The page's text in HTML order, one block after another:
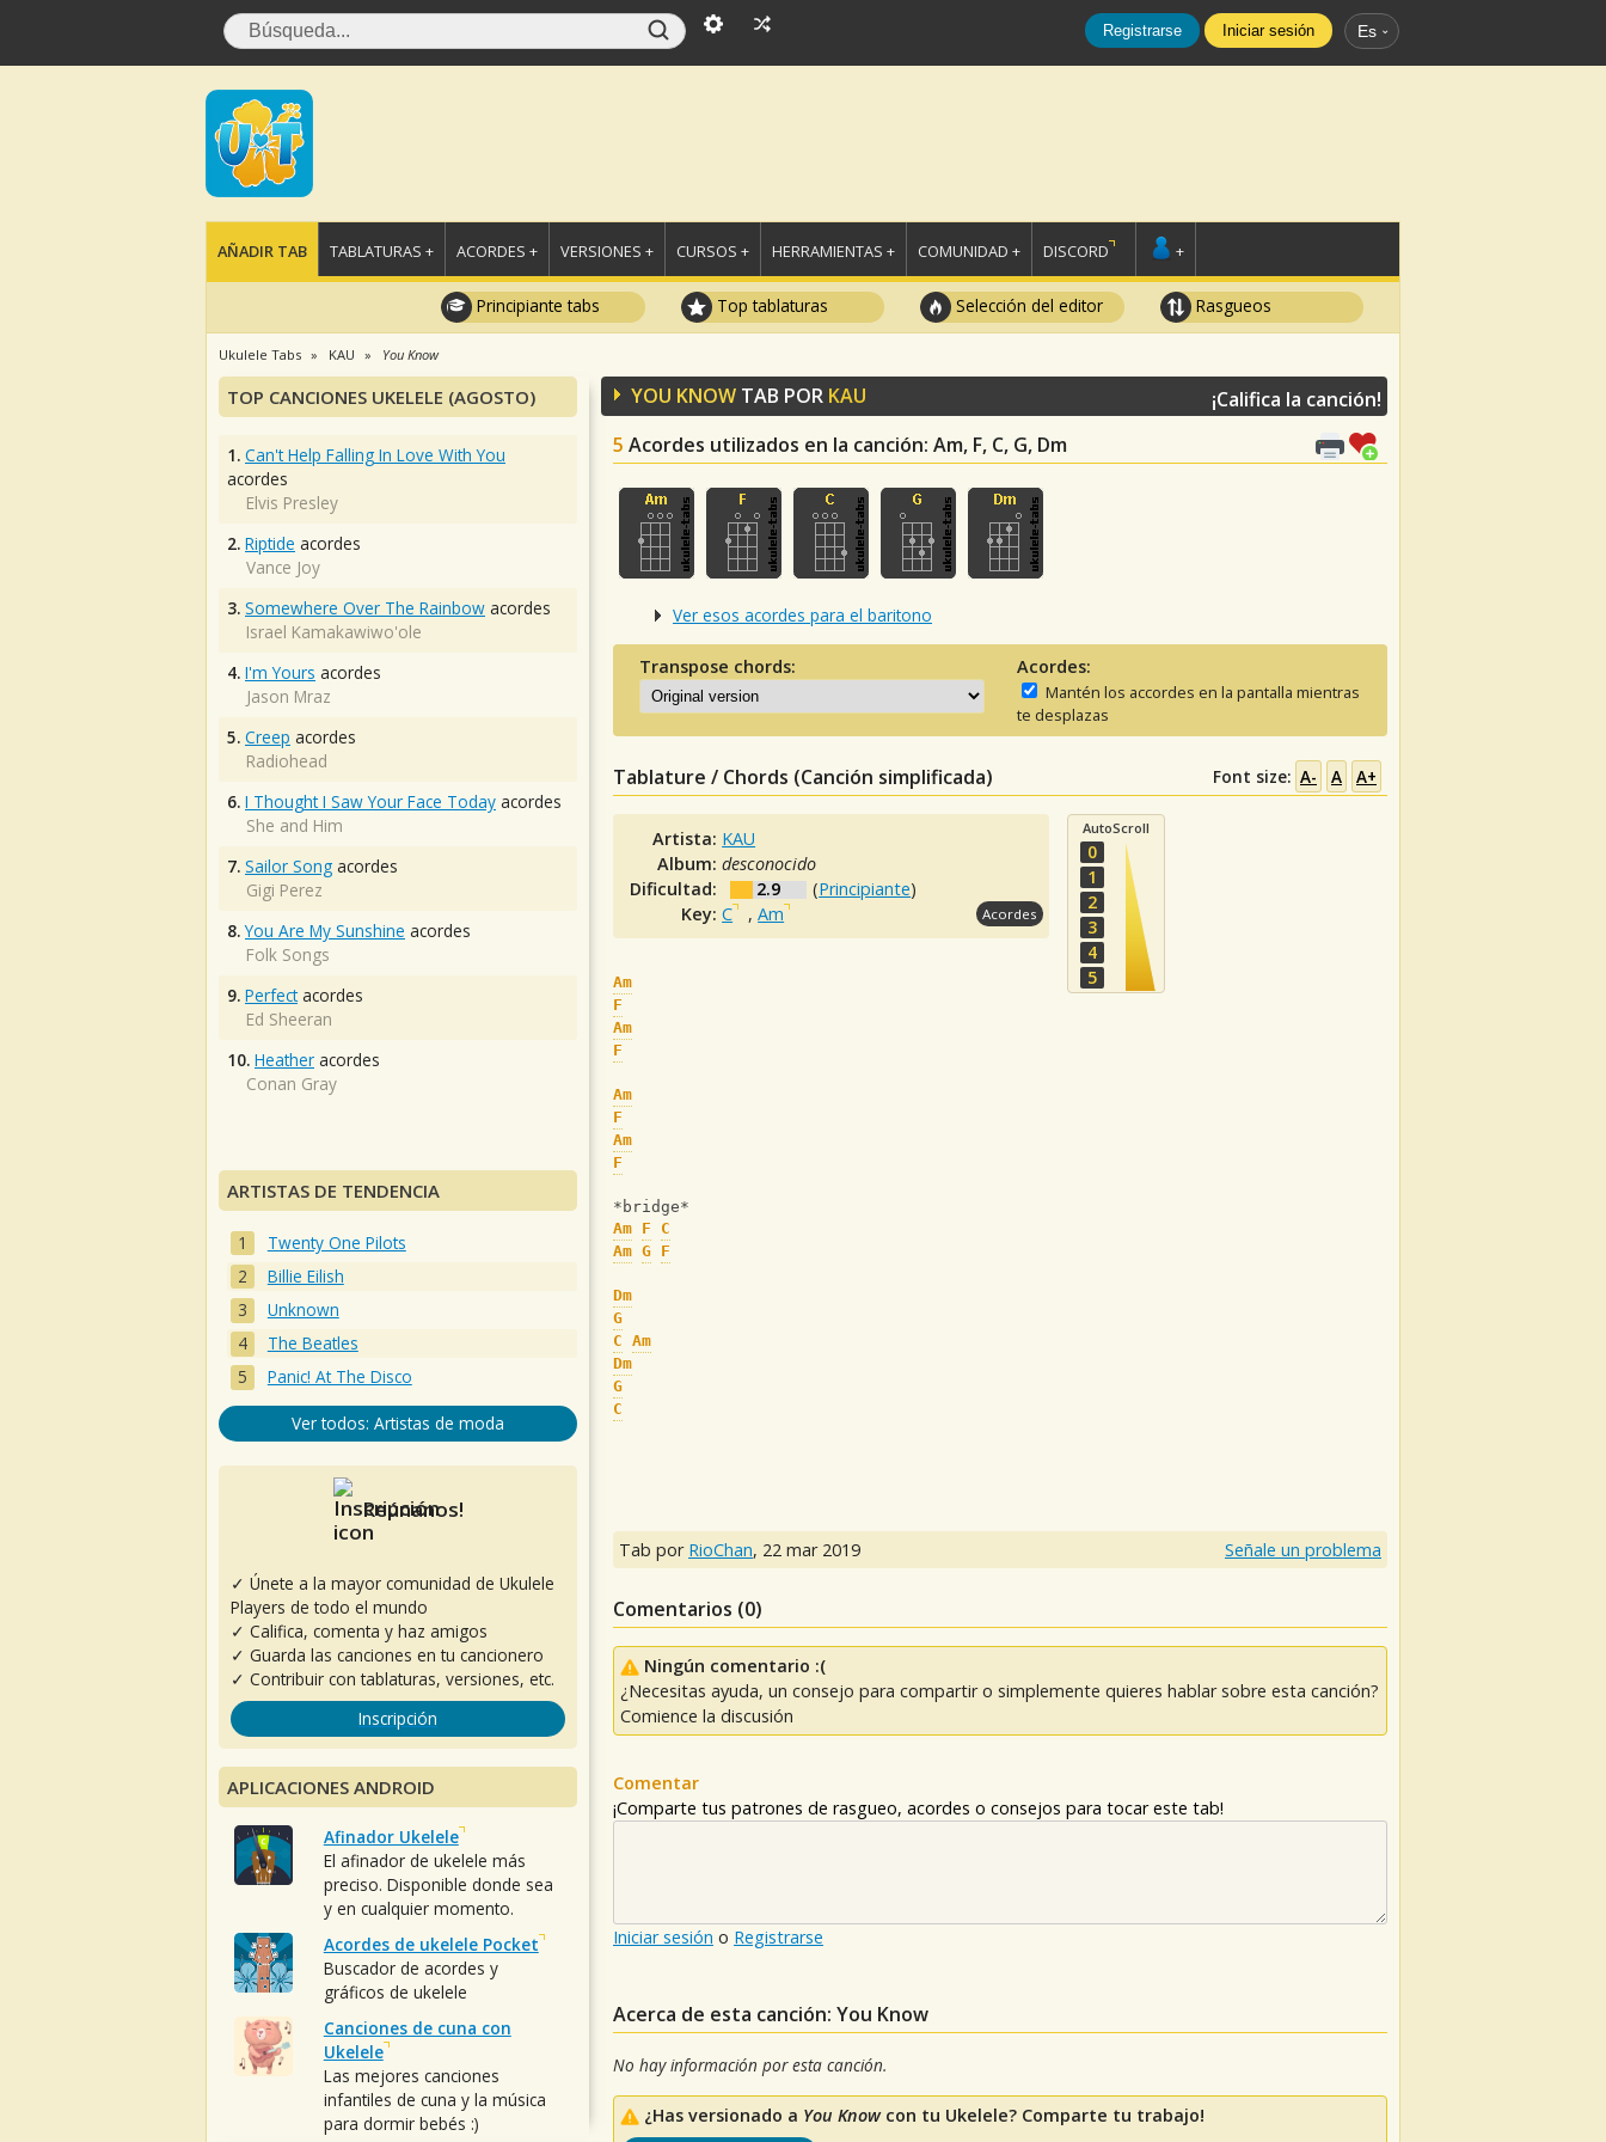
Registrarse Iniciar sesión Es
AÑADIR TAB TABLATURAS + ACORDES + VERSIONES + CURSOS + HERRAMIENTAS + COMUNIDAD + DISCORD +
Principiante tabs Top tablaturas Selección del editor Rasgueos
Ukulele Tabs KAU You Know
YOU KNOW TAB POR KAU
5 Acordes utilizados en la canción: Am, F, C, G, Dm
¡Califica la canción!
Ver esos acordes para el baritono
Transpose chords: Acordes:
Mantén los accordes en la pantalla mientras
te desplazas
Tablature / Chords (Canción simplificada) Font size: A- A A+
Artista: KAU
Album:desconocido
Dificultad:
2.9 (Principiante)
Key:C ,Am Acordes
AutoScroll
0
1
2
3
4
5
Am
F
Am
F
Am
F
Am
F
*bridge*
Am F
C
Am G F
Dm
G
C Am
Dm
G
C
Tab por RioChan, 22 mar 2019 Señale un problema
Comentarios (0)
Ningún comentario :(
¿Necesitas ayuda, un consejo para compartir o simplemente quieres hablar sobre esta canción?
Comience la discusión
Comentar
¡Comparte tus patrones de rasgueo, acordes o consejos para tocar este tab!
Iniciar sesión o Registrarse
Acerca de esta canción: You Know
No hay información por esta canción.
¿Has versionado a You Knowcon tu Ukelele? Comparte tu trabajo!
TOP CANCIONES UKELELE (AGOSTO)
1. Can't Help Falling In Love With You
acordes
Elvis Presley
2. Riptide acordes
Vance Joy
3. Somewhere Over The Rainbow acordes
Israel Kamakawiwo'ole
4. I'm Yours acordes
Jason Mraz
5. Creep acordes
Radiohead
6. I Thought I Saw Your Face Today acordes
She and Him
7. Sailor Song acordes
Gigi Perez
8. You Are My Sunshine acordes
Folk Songs
9. Perfectacordes
Ed Sheeran
10. Heather acordes
Conan Gray
ARTISTAS DE TENDENCIA
Twenty One Pilots
Billie Eilish
Unknown
The Beatles
Panic! At The Disco
Ver todos: Artistas de moda
Reúnanos!
✓ Únete a la mayor comunidad de Ukulele
Players de todo el mundo
✓ Califica, comenta y haz amigos
✓ Guarda las canciones en tu cancionero
✓ Contribuir con tablaturas, versiones, etc.
Inscripción
APLICACIONES ANDROID
Afinador Ukelele
El afinador de ukelele más
preciso. Disponible donde sea
y en cualquier momento.
Acordes de ukelele Pocket
Buscador de acordes y
gráficos de ukelele
Canciones de cuna con
Ukelele
Las mejores canciones
infantiles de cuna y la música
para dormir bebés :)